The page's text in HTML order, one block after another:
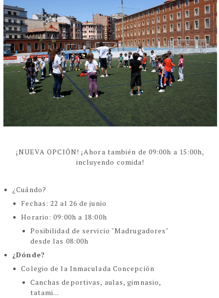
¡NUEVA OPCIÓN! ¡Ahora también de 09:00h a 15:00h,
incluyendo comida!
¿Cuándo?
Fechas: 22 al 26 de junio
Horario: 09:00h a 18:00h
Posibilidad de servicio "Madrugadores"
desde las 08:00h
¿Dónde?
Colegio de la Inmaculada Concepción
Canchas deportivas, aulas, gimnasio,
tatami...